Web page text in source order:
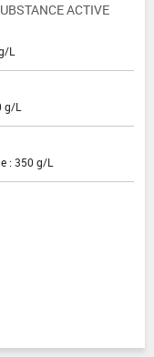
ACTIVE
L
g/L
: 350 g/L